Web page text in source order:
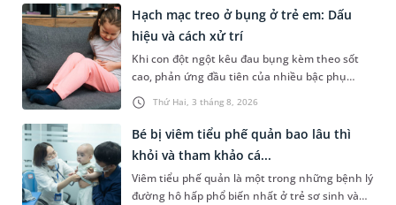
việc hiểu rõ trẻ bị nấm miệng bôi thuốc gì an
toàn, hiệu quả cũng như một số thông tin liên
quan là điều cần thiết để cha mẹ có thể chủ
động hơn trong việc chăm sóc cũng như phòng
ngừa bệnh tái phát.
Thứ Hai, 3 tháng 8, 2026
Hạch mạc treo ở bụng ở trẻ em: Dấu
hiệu và cách xử trí
Khi con đột ngột kêu đau bụng kèm theo sốt
cao, phản ứng đầu tiên của nhiều bậc phụ
huynh là lo lắng con bị viêm ruột thừa. Tuy
nhiên, trong một số trường hợp, khi siêu âm ổ
bụng trẻ được phát hiện viêm hạch mạc treo ở
bụng. Vậy viêm hạch mạc treo ở bụng ở trẻ em
là bệnh gì, dấu hiệu và cách điều trị bệnh lý này
như thế nào?
Bé bị viêm tiểu phế quản bao lâu thì
khỏi và tham khảo cá...
Viêm tiểu phế quản là một trong những bệnh lý
đường hô hấp phổ biến nhất ở trẻ sơ sinh và